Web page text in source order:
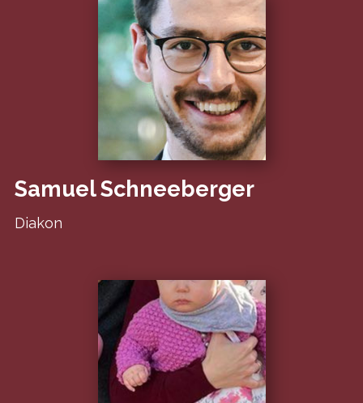
Samuel Schneeberger
Diakon